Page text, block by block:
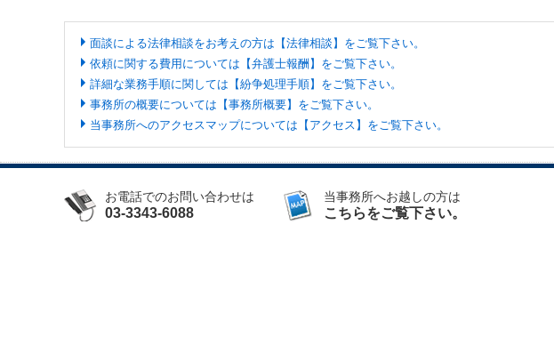
面談による法律相談をお考えの方は【法律相談】をご覧下さい。
依頼に関する費用については【弁護士報酬】をご覧下さい。
詳細な業務手順に関しては【紛争処理手順】をご覧下さい。
事務所の概要については【事務所概要】をご覧下さい。
当事務所へのアクセスマップについては【アクセス】をご覧下さい。
お電話でのお問い合わせは
03-3343-6088
当事務所へお越しの方は
こちらをご覧下さい。